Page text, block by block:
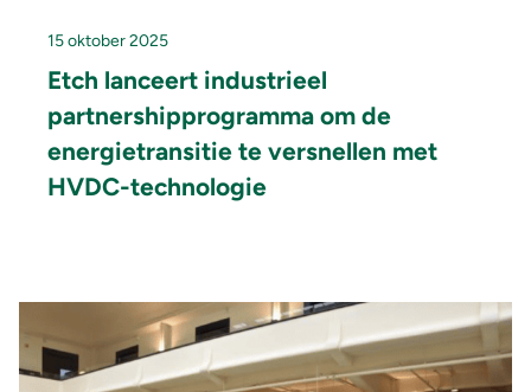
15 oktober 2025
Etch lanceert industrieel
partnershipprogramma om de
energietransitie te versnellen met
HVDC-technologie